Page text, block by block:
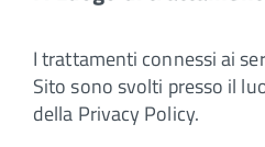
I trattamenti connessi ai
Sito sono svolti presso il
della Privacy Policy.